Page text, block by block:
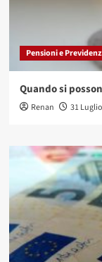
Pensioni e
Quando si
Renan 31